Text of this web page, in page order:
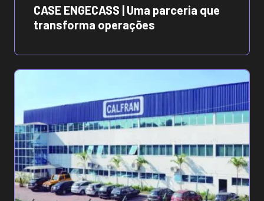
CASE ENGECASS | Uma parceria que
transforma operações